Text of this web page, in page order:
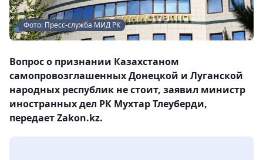
Фото: Пресс-служба МИД РК
Вопрос о признании Казахстаном
самопровозглашенных Донецкой и Луганской
народных республик не стоит, заявил министр
иностранных дел РК Мухтар Тлеуберди,
передает Zakon.kz.